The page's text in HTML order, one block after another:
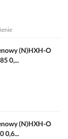
(N)HXH-O
0,...
(N)HXH-O
0,6...